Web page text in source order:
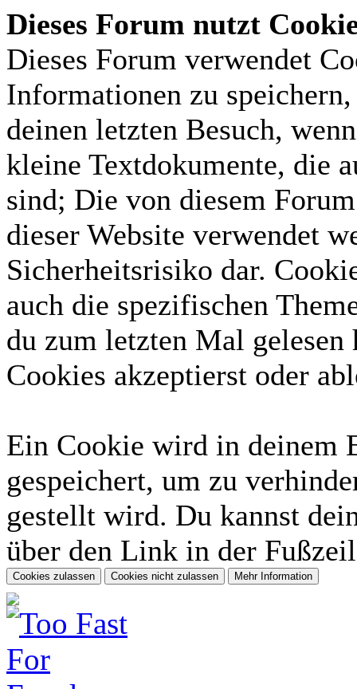
Dieses Forum nutzt
Dieses Forum verwendet
Informationen zu
deinen letzten Besuch,
kleine Textdokumente, die
sind; Die von diesem
dieser Website verwendet
Sicherheitsrisiko dar.
auch die spezifischen
du zum letzten Mal gelesen
Cookies akzeptierst oder
Ein Cookie wird in deinem
gespeichert, um zu
gestellt wird. Du kannst
über den Link in der